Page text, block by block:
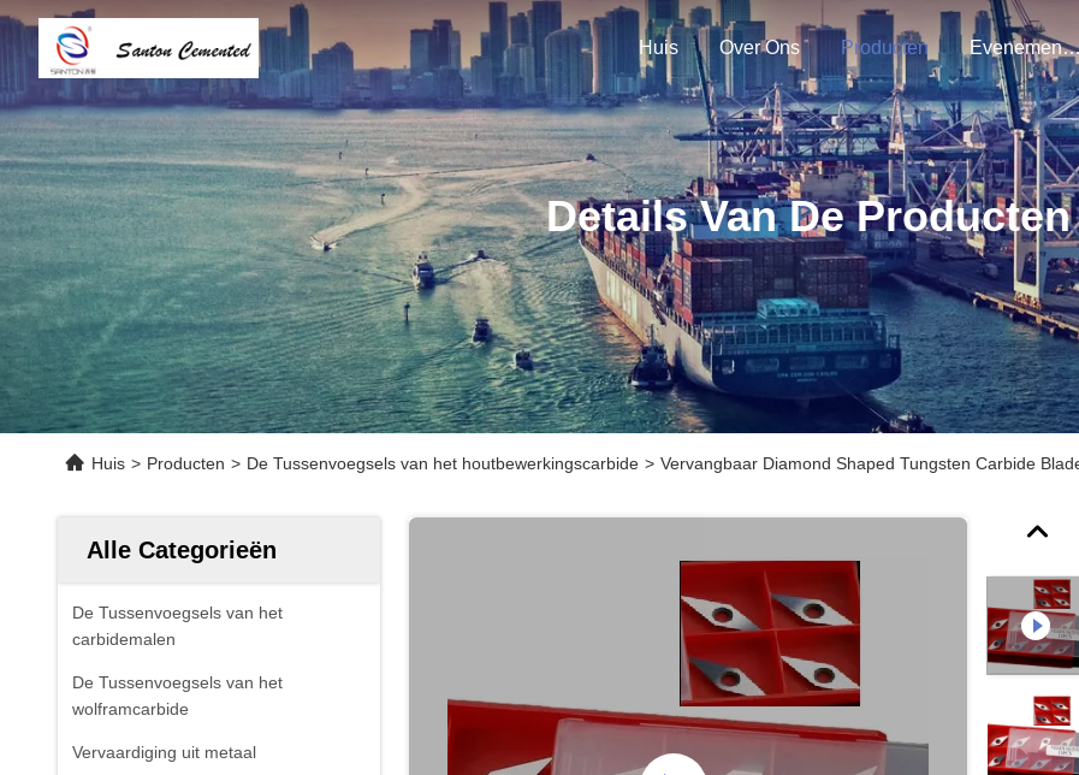
Huis Over Ons Producten
Details Van De Producten
Huis > Producten > De Tussenvoegsels van het houtbewerkingscarbide > Vervangbaar Diamond Shaped Tungsten Carbide
Alle Categorieën
De Tussenvoegsels van het
carbidemalen
De Tussenvoegsels van het
wolframcarbide
Vervaardiging uit metaal